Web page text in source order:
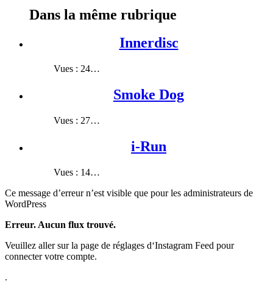
Dans la même rubrique
Innerdisc
Vues : 24…
Smoke Dog
Vues : 27…
i-Run
Vues : 14…
Ce message d’erreur n’est visible que pour les administrateurs de
WordPress
Erreur. Aucun flux trouvé.
Veuillez aller sur la page de réglages d‘Instagram Feed pour
connecter votre compte.
.